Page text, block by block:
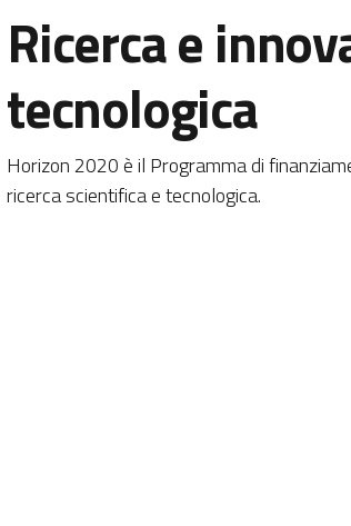
Ricerca e
tecnologica
Horizon 2020 è il Programma di
ricerca scientifica e tecnologica.